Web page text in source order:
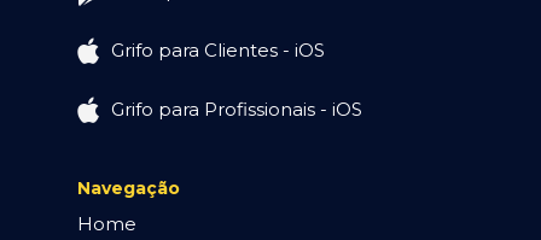
Grifo para Clientes - iOS
Grifo para Profissionais - iOS
Navegação
Home